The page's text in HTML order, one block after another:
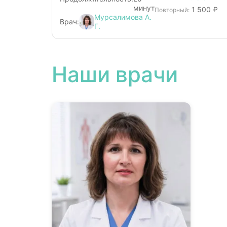
минут
Врач:
Мурсалимова А.
Г.
Повторный: 1 500 ₽
Наши врачи